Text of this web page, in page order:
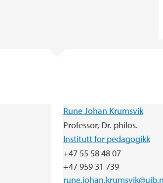
Rune Johan Krumsvik
Professor, Dr. philos.
Institutt for pedagogikk
+47 55 58 48 07
+47 959 31 739